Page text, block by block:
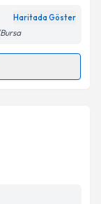
Aydınlatma
belirtilen
Haritada Göster
için bir